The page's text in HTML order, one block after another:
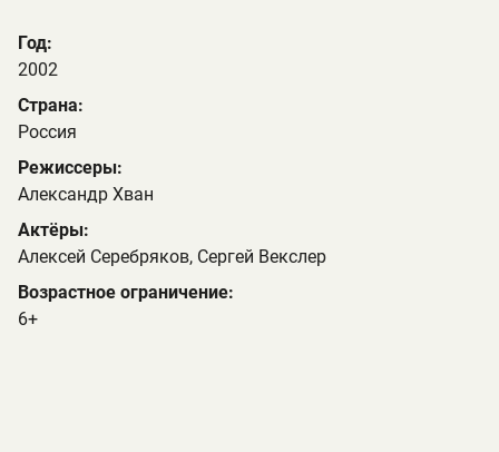
Год:
2002
Страна:
Россия
Режиссеры:
Александр Хван
Актёры:
Алексей Серебряков, Сергей Векслер
Возрастное ограничение:
6+